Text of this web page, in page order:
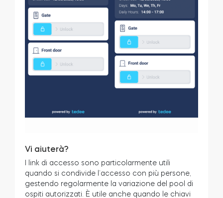
Tedee GO2
Acquista ora
Vi aiuterà?
I link di accesso sono particolarmente utili
quando si condivide l’accesso con più persone,
gestendo regolarmente la variazione del pool di
ospiti autorizzati. È utile anche quando le chiavi